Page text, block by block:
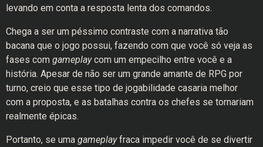
levando em conta a resposta lenta dos comandos.
Chega a ser um péssimo contraste com a narrativa tão
bacana que o jogo possui, fazendo com que você só veja as
fases com gameplaycom um empecilho entre você e a
história. Apesar de não ser um grande amante de RPG por
turno, creio que esse tipo de jogabilidade casaria melhor
com a proposta, e as batalhas contra os chefes se tornariam
realmente épicas.
Portanto, se uma gameplayfraca impedir você de se divertir